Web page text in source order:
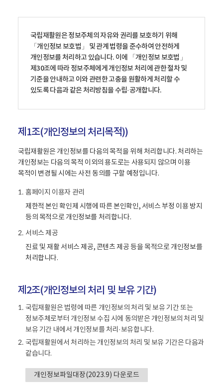
국립재활원은 정보주체의 자유와 권리를 보호하기 위해
「개인정보 보호법」 및 관계 법령을 준수하여 안전하게
개인정보를 처리하고 있습니다. 이에 「개인정보 보호법」
제30조에 따라 정보주체에게 개인정보 처리에 관한 절차 및
기준을 안내하고 이와 관련한 고충을 원활하게 처리할 수
있도록 다음과 같은 처리방침을 수립·공개합니다.
제1조(개인정보의 처리목적))
국립재활원은 개인정보를 다음의 목적을 위해 처리합니다. 처리하는
개인정보는 다음의 목적 이외의 용도로는 사용되지 않으며 이용
목적이 변경될 시에는 사전 동의를 구할 예정입니다.
1. 홈페이지 이용자 관리
제한적 본인 확인제 시행에 따른 본인확인, 서비스 부정 이용 방지
등의 목적으로 개인정보를 처리합니다.
2. 서비스 제공
진료 및 재활 서비스 제공, 콘텐츠 제공 등을 목적으로 개인정보를
처리합니다.
제2조(개인정보의 처리 및 보유 기간)
1. 국립재활원은 법령에 따른 개인정보의 처리 및 보유 기간 또는
정보주체로부터 개인정보 수집 시에 동의받은 개인정보의 처리 및
보유 기간 내에서 개인정보를 처리·보유합니다.
2. 국립재활원에서 처리하는 개인정보의 처리 및 보유 기간은 다음과
같습니다.
개인정보파일대장(2023.9) 다운로드